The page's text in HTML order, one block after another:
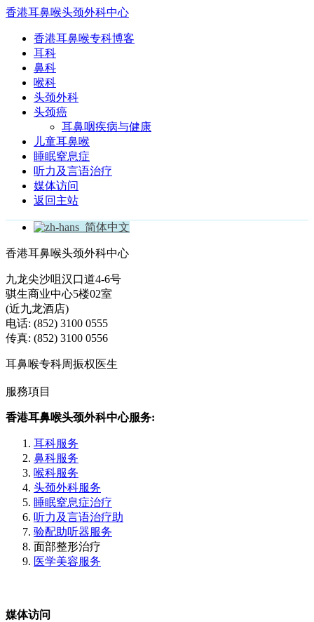
香港耳鼻喉头颈外科中心
香港耳鼻喉专科博客
耳科
鼻科
喉科
头颈外科
头颈癌
耳鼻咽疾病与健康
儿童耳鼻喉
睡眠窒息症
听力及言语治疗
媒体访问
返回主站
简体中文
香港耳鼻喉头颈外科中心
九龙尖沙咀汉口道4-6号
骐生商业中心5楼02室
(近九龙酒店)
电话: (852) 3100 0555
传真: (852) 3100 0556
耳鼻喉专科周振权医生
服務項目
香港耳鼻喉头颈外科中心服务:
耳科服务
鼻科服务
喉科服务
头颈外科服务
睡眠窒息症治疗
听力及言语治疗助
验配助听器服务
面部整形治疗
医学美容服务
媒体访问